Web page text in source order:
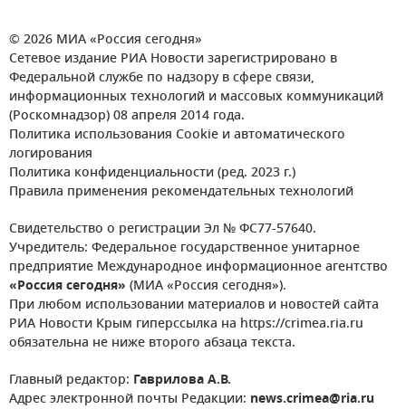
© 2026 МИА «Россия сегодня»
Сетевое издание РИА Новости зарегистрировано в
Федеральной службе по надзору в сфере связи,
информационных технологий и массовых коммуникаций
(Роскомнадзор) 08 апреля 2014 года.
Политика использования Cookie и автоматического
логирования
Политика конфиденциальности (ред. 2023 г.)
Правила применения рекомендательных технологий
Свидетельство о регистрации Эл № ФС77-57640.
Учредитель: Федеральное государственное унитарное
предприятие Международное информационное агентство
«Россия сегодня» (МИА «Россия сегодня»).
При любом использовании материалов и новостей сайта
РИА Новости Крым гиперссылка на https://crimea.ria.ru
обязательна не ниже второго абзаца текста.
Главный редактор: Гаврилова А.В.
Адрес электронной почты Редакции: news.crimea@ria.ru